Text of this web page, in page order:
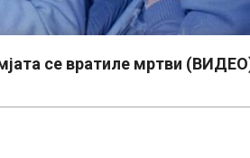
се вратиле мртви